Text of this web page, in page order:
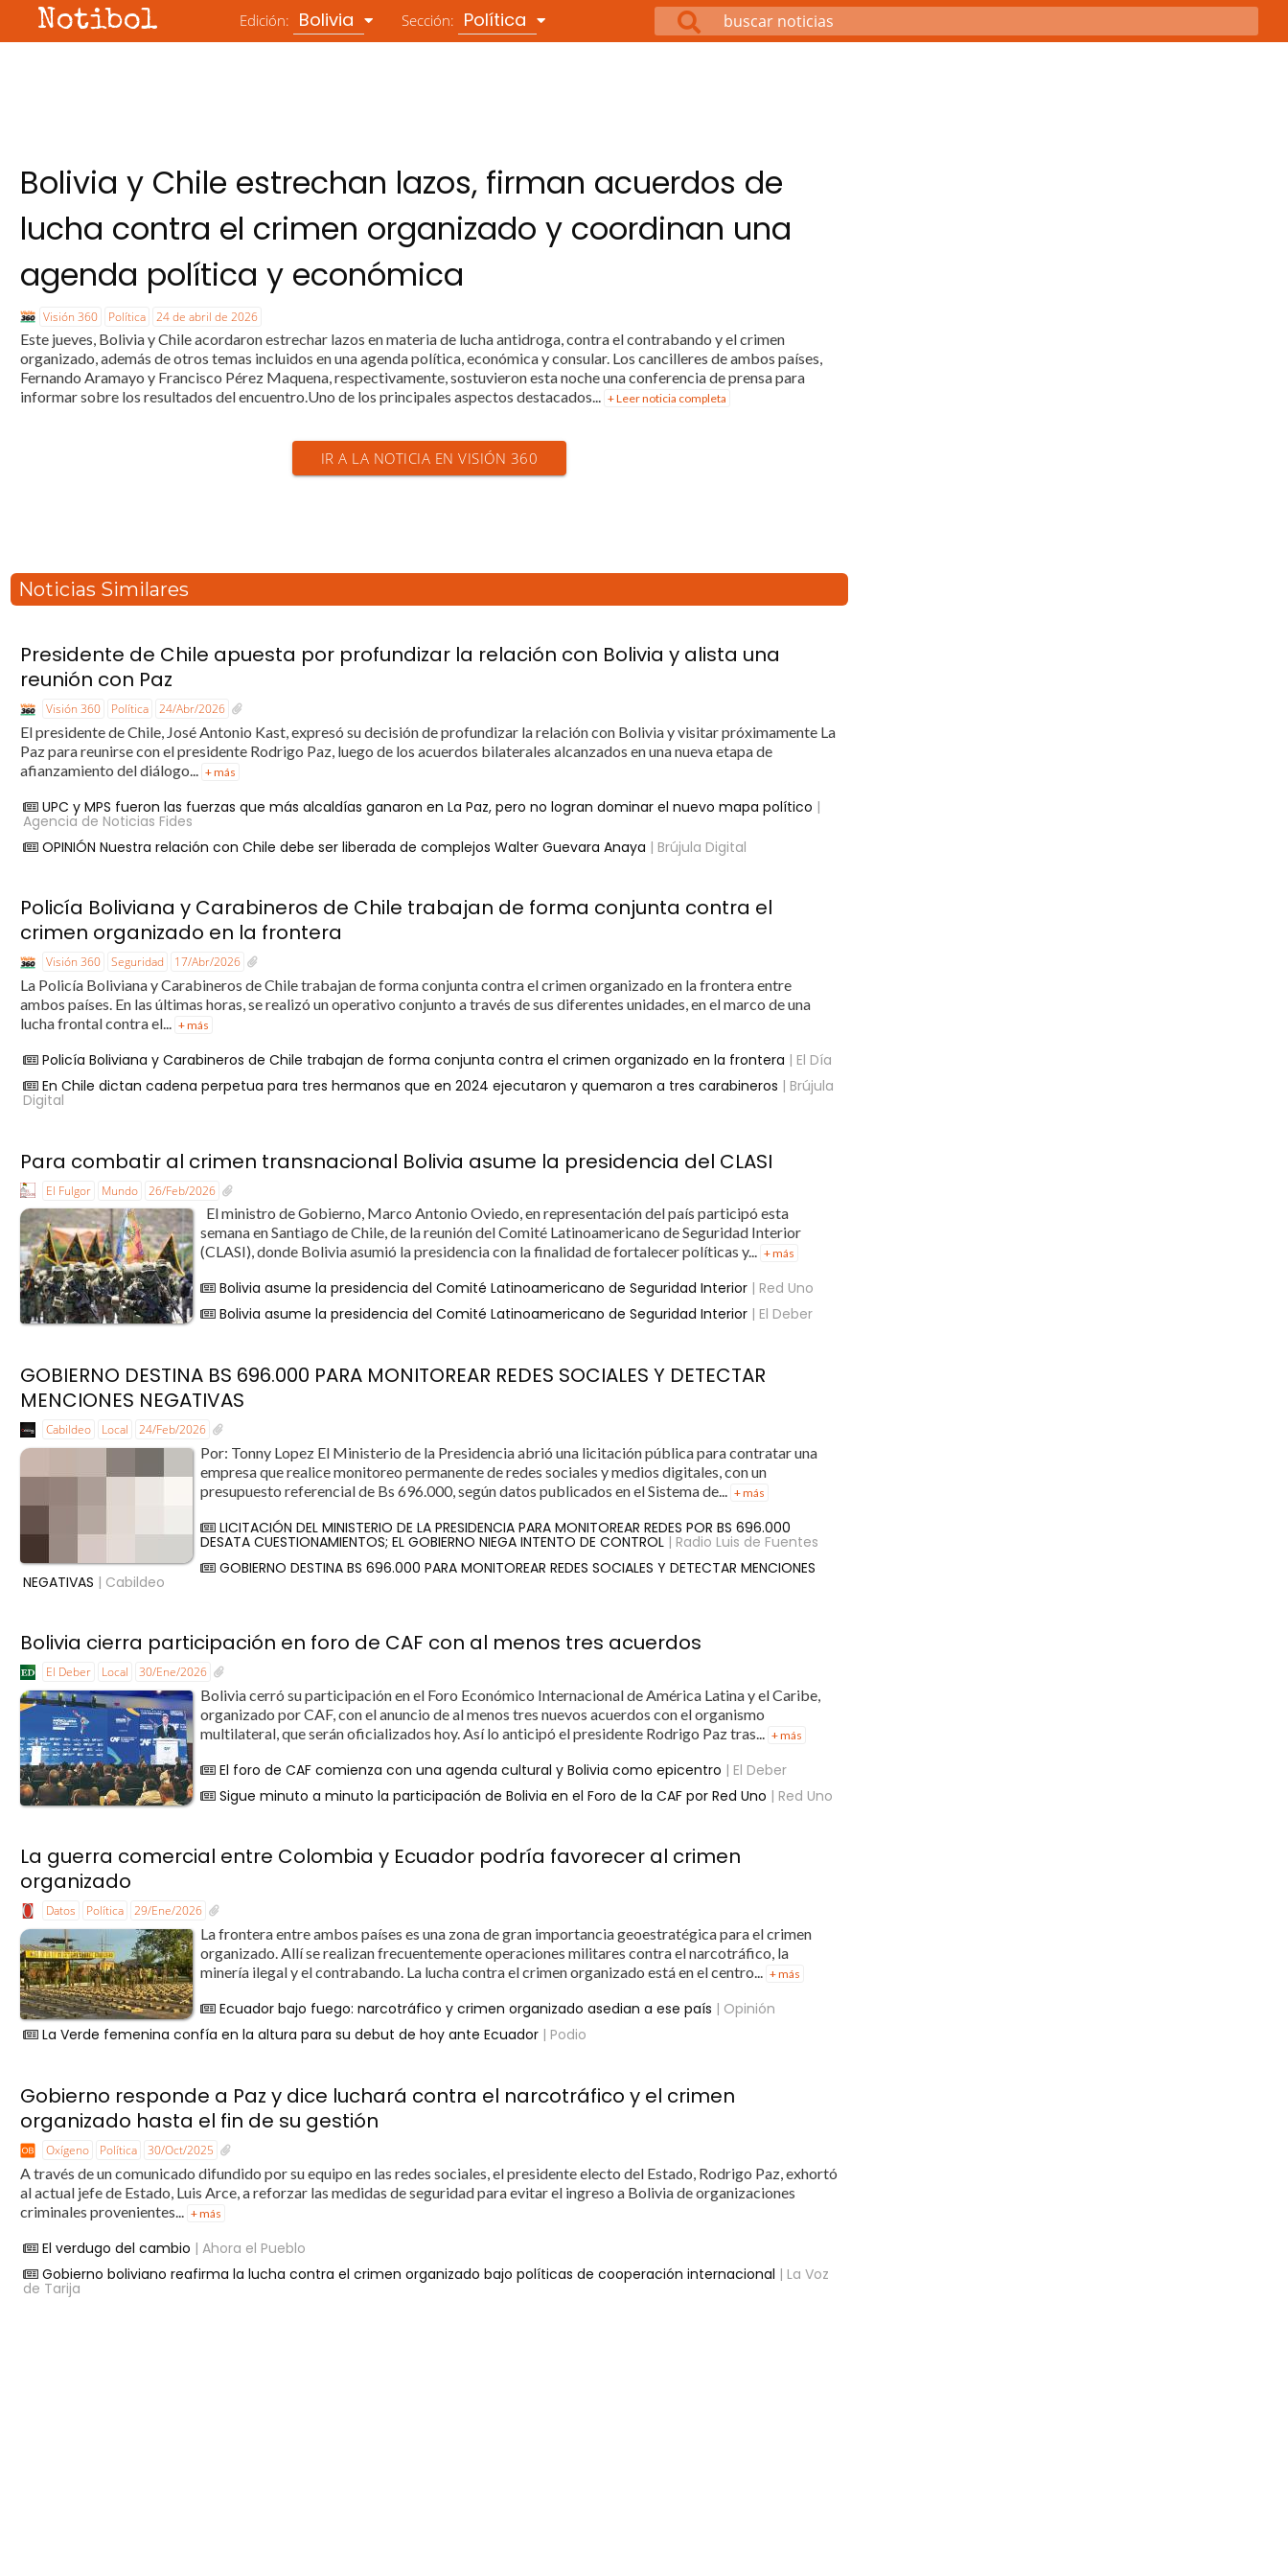
Notibol Edición: Bolivia Sección: Política
Bolivia y Chile estrechan lazos, firman acuerdos de
lucha contra el crimen organizado y coordinan una
agenda política y económica
Visión 360 Política 24 de abril de 2026
Este jueves, Bolivia y Chile acordaron estrechar lazos en materia de lucha antidroga, contra el contrabando y el crimen
organizado, además de otros temas incluidos en una agenda política, económica y consular. Los cancilleres de ambos países,
Fernando Aramayo y Francisco Pérez Maquena, respectivamente, sostuvieron esta noche una conferencia de prensa para
informar sobre los resultados del encuentro.Uno de los principales aspectos destacados... + Leer noticia completa
IR A LA NOTICIA EN VISIÓN 360
Noticias Similares
Presidente de Chile apuesta por profundizar la relación con Bolivia y alista una
reunión con Paz
Visión 360 Política 24/Abr/2026
El presidente de Chile, José Antonio Kast, expresó su decisión de profundizar la relación con Bolivia y visitar próximamente La
Paz para reunirse con el presidente Rodrigo Paz, luego de los acuerdos bilaterales alcanzados en una nueva etapa de
afianzamiento del diálogo...
+ más
UPC y MPS fueron las fuerzas que más alcaldías ganaron en La Paz, pero no logran dominar el nuevo mapa político |
Agencia de Noticias Fides
OPINIÓN Nuestra relación con Chile debe ser liberada de complejos Walter Guevara Anaya | Brújula Digital
Policía Boliviana y Carabineros de Chile trabajan de forma conjunta contra el
crimen organizado en la frontera
Visión 360 Seguridad 17/Abr/2026
La Policía Boliviana y Carabineros de Chile trabajan de forma conjunta contra el crimen organizado en la frontera entre
ambos países. En las últimas horas, se realizó un operativo conjunto a través de sus diferentes unidades, en el marco de una
lucha frontal contra el... + más
Policía Boliviana y Carabineros de Chile trabajan de forma conjunta contra el crimen organizado en la frontera | El Día
En Chile dictan cadena perpetua para tres hermanos que en 2024 ejecutaron y quemaron a tres carabineros | Brújula
Digital
Para combatir al crimen transnacional Bolivia asume la presidencia del CLASI
El Fulgor Mundo 26/Feb/2026
El ministro de Gobierno, Marco Antonio Oviedo, en representación del país participó esta
semana en Santiago de Chile, de la reunión del Comité Latinoamericano de Seguridad Interior
(CLASI), donde Bolivia asumió la presidencia con la finalidad de fortalecer políticas y... + más
Bolivia asume la presidencia del Comité Latinoamericano de Seguridad Interior | Red Uno
Bolivia asume la presidencia del Comité Latinoamericano de Seguridad Interior | El Deber
GOBIERNO DESTINA BS 696.000 PARA MONITOREAR REDES SOCIALES Y DETECTAR
MENCIONES NEGATIVAS
Cabildeo Local 24/Feb/2026
Por: Tonny Lopez El Ministerio de la Presidencia abrió una licitación pública para contratar una
empresa que realice monitoreo permanente de redes sociales y medios digitales, con un
presupuesto referencial de Bs 696.000, según datos publicados en el Sistema de...
+ más
LICITACIÓN DEL MINISTERIO DE LA PRESIDENCIA PARA MONITOREAR REDES POR BS 696.000
DESATA CUESTIONAMIENTOS; EL GOBIERNO NIEGA INTENTO DE CONTROL | Radio Luis de Fuentes
GOBIERNO DESTINA BS 696.000 PARA MONITOREAR REDES SOCIALES Y DETECTAR MENCIONES
NEGATIVAS | Cabildeo
Bolivia cierra participación en foro de CAF con al menos tres acuerdos
El Deber Local 30/Ene/2026
Bolivia cerró su participación en el Foro Económico Internacional de América Latina y el Caribe,
organizado por CAF, con el anuncio de al menos tres nuevos acuerdos con el organismo
multilateral, que serán oficializados hoy. Así lo anticipó el presidente Rodrigo Paz tras... + más
El foro de CAF comienza con una agenda cultural y Bolivia como epicentro | El Deber
Sigue minuto a minuto la participación de Bolivia en el Foro de la CAF por Red Uno | Red Uno
La guerra comercial entre Colombia y Ecuador podría favorecer al crimen
organizado
Datos Política 29/Ene/2026
La frontera entre ambos países es una zona de gran importancia geoestratégica para el crimen
organizado. Allí se realizan frecuentemente operaciones militares contra el narcotráfico, la
minería ilegal y el contrabando. La lucha contra el crimen organizado está en el centro... + más
Ecuador bajo fuego: narcotráfico y crimen organizado asedian a ese país | Opinión
La Verde femenina confía en la altura para su debut de hoy ante Ecuador | Podio
Gobierno responde a Paz y dice luchará contra el narcotráfico y el crimen
organizado hasta el fin de su gestión
Oxígeno Política 30/Oct/2025
A través de un comunicado difundido por su equipo en las redes sociales, el presidente electo del Estado, Rodrigo Paz, exhortó
al actual jefe de Estado, Luis Arce, a reforzar las medidas de seguridad para evitar el ingreso a Bolivia de organizaciones
criminales provenientes...
+ más
El verdugo del cambio | Ahora el Pueblo
Gobierno boliviano reafirma la lucha contra el crimen organizado bajo políticas de cooperación internacional | La Voz
de Tarija